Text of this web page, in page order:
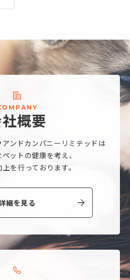
O M P AN Y
社概要
アンドカンパニーリミテッドは
ットの健康を考え、
を行っております。
細を見る